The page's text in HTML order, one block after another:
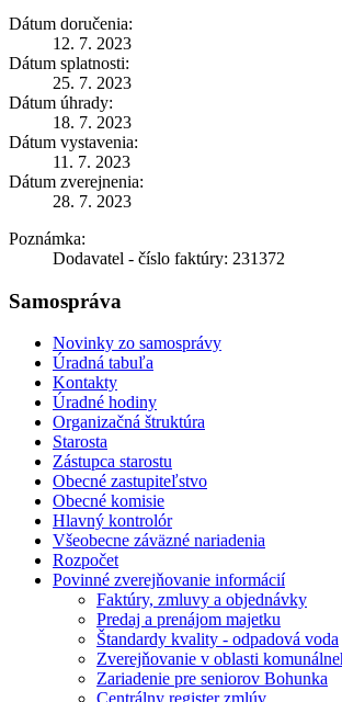
Dátum doručenia:
12. 7. 2023
Dátum splatnosti:
25. 7. 2023
Dátum úhrady:
18. 7. 2023
Dátum vystavenia:
11. 7. 2023
Dátum zverejnenia:
28. 7. 2023
Poznámka:
Dodavatel - číslo faktúry: 231372
Samospráva
Novinky zo samosprávy
Úradná tabuľa
Kontakty
Úradné hodiny
Organizačná štruktúra
Starosta
Zástupca starostu
Obecné zastupiteľstvo
Obecné komisie
Hlavný kontrolór
Všeobecne záväzné nariadenia
Rozpočet
Povinné zverejňovanie informácií
Faktúry, zmluvy a objednávky
Predaj a prenájom majetku
Štandardy kvality - odpadová voda
Zverejňovanie v oblasti
Zariadenie pre seniorov Bohunka